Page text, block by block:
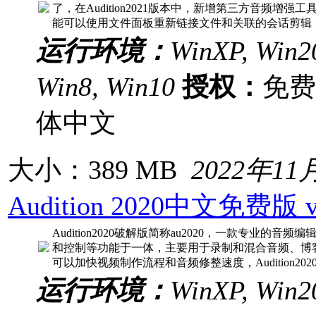
了，在Audition2021版本中，新增第三方音频增强工
能可以使用文件面板重新链接文件和关联的会话剪辑
运行环境： WinXP,
Win8, Win10 授权： 免
体中文
大小：389 MB 2022年11
Audition 2020中文免费版
Audition2020破解版简称au2020，一款专业的音频编
和控制等功能于一体，主要用于录制和混合音频、
可以加快视频制作流程和音频修整速度，
运行环境： WinXP,